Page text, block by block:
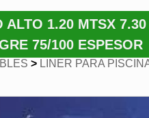
ALTO 1.20 MTSX 7.30
75/100 ESPESOR
> LINER PARA